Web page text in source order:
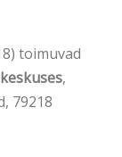
toimuvad
,
79218